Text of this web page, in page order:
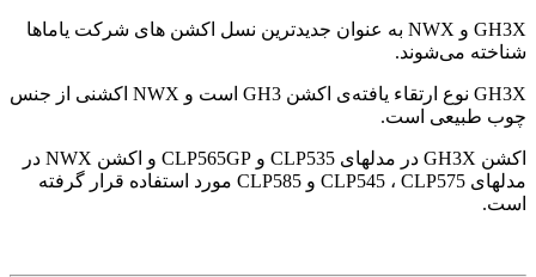
GH3X و NWX به عنوان جدیدترین نسل اکشن های شرکت یاماها
شناخته می‌شوند.
GH3X نوع ارتقاء یافته‌ی اکشن GH3 است و NWX اکشنی از جنس
چوب طبیعی است.
اکشن GH3X در مدلهای CLP535 و CLP565GP و اکشن NWX در
مدلهای CLP545 ، CLP575 و CLP585 مورد استفاده‌ قرار گرفته
است.